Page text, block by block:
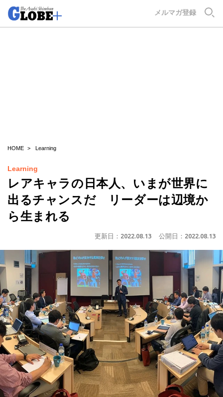
メルマガ登録
HOME Learning
Learning
レアキャラの日本人、いまが世界に
出るチャンスだ リーダーは辺境か
ら生まれる
更新日： 2022.08.13 公開日： 2022.08.13